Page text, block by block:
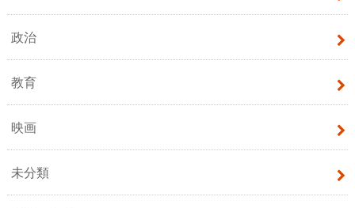
政治
教育
映画
未分類